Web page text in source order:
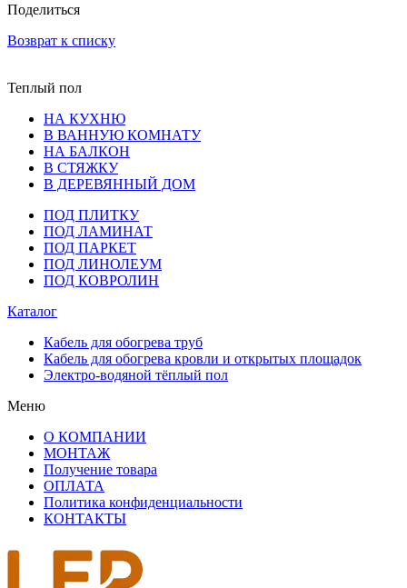
Поделиться
Возврат к списку
Теплый пол
НА КУХНЮ
В ВАННУЮ КОМНАТУ
НА БАЛКОН
В СТЯЖКУ
В ДЕРЕВЯННЫЙ ДОМ
ПОД ПЛИТКУ
ПОД ЛАМИНАТ
ПОД ПАРКЕТ
ПОД ЛИНОЛЕУМ
ПОД КОВРОЛИН
Каталог
Кабель для обогрева труб
Кабель для обогрева кровли и открытых площадок
Электро-водяной тёплый пол
Меню
О КОМПАНИИ
МОНТАЖ
Получение товара
ОПЛАТА
Политика конфиденциальности
КОНТАКТЫ